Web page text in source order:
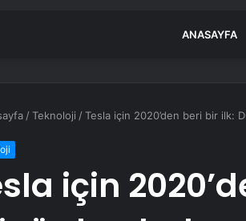
ANASAYFA
/Teknoloji /Tesla için 2020’den beri bir ilk:
için